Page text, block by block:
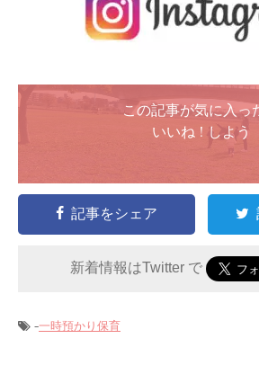
この記事が気に入っ
いいね ! しよう
記事をシェア
新着情報はTwitter で
-一時預かり保育